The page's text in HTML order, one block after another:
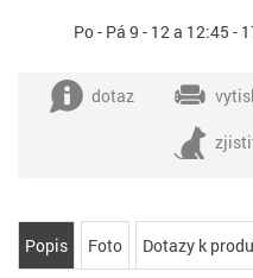
Po - Pá 9 - 12 a 12:45 -
dotaz
Popis Foto Dotazy k